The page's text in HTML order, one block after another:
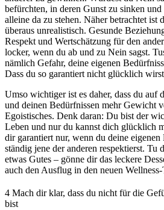
befürchten, in deren Gunst zu sinken
alleine da zu stehen. Näher betrachtet ist
überaus unrealistisch. Gesunde
Respekt und Wertschätzung für den
locker, wenn du ab und zu Nein sagst.
nämlich Gefahr, deine eigenen
Dass du so garantiert nicht glücklich
Umso wichtiger ist es daher, dass du auf
und deinen Bedürfnissen mehr Gewicht
Egoistisches. Denk daran: Du bist der
Leben und nur du kannst dich glücklich
dir garantiert nur, wenn du deine
ständig jene der anderen respektierst. Tu
etwas Gutes – gönne dir das leckere
auch den Ausflug in den neuen Wellness-
4 Mach dir klar, dass du nicht für die
bist